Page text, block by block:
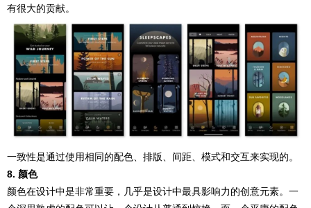
有很大的贡献。
一致性是通过使用相同的配色、排版、间距、模式和交互来实现的。
8. 颜色
颜色在设计中是非常重要，几乎是设计中最具影响力的创意元素。一